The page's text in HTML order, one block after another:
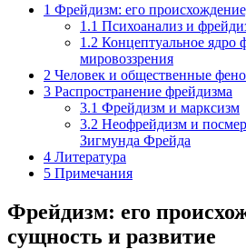
1 Фрейдизм: его
1.1 Психоанализ и
1.2 Концептуальное ядро
мировоззрения
2 Человек и общественные
3 Распространение фрейдизма
3.1 Фрейдизм и марксизм
3.2 Неофрейдизм и
Зигмунда Фрейда
4 Литература
5 Примечания
Фрейдизм: его
сущность и развитие